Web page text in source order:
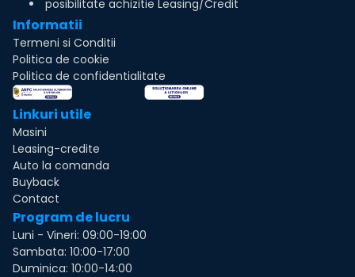
posibilitate achizitie Leasing/Credit
Informatii
Termeni si Conditii
Politica de cookie
Politica de confidentialitate
Linkuri utile
Masini
Leasing-credite
Auto la comanda
Buyback
Contact
Program de lucru
Luni - Vineri: 09:00-19:00
Sambata: 10:00-17:00
Duminica: 10:00-14:00